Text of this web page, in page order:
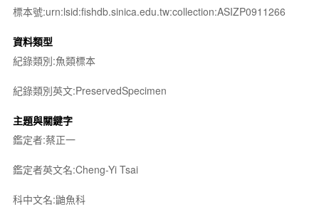
標本號:urn:lsid:fishdb.sinica.edu.tw:collection:ASIZP0911266
資料類型
紀錄類別:魚類標本
紀錄類別英文:PreservedSpecimen
主題與關鍵字
鑑定者:蔡正一
鑑定者英文名:Cheng-Yi Tsai
科中文名:鼬魚科